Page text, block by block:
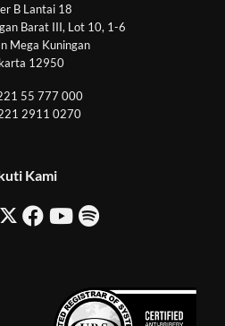
B Lantai 18
Barat III, Lot 10, 1-6
Mega Kuningan
12950
55 777 000
2911 0270
Kami